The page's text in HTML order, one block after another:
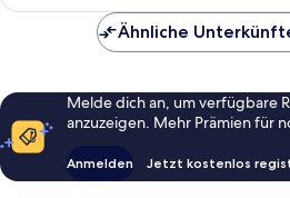
Ähnliche
Melde dich an, um verfügbare
anzuzeigen. Mehr Prämien für
Anmelden Jetzt kostenlos